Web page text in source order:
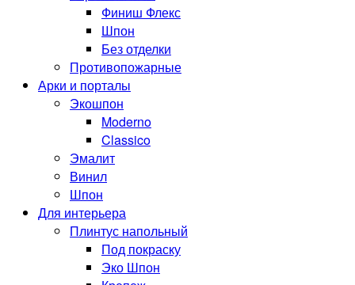
Финиш Флекс
Шпон
Без отделки
Противопожарные
Арки и порталы
Экошпон
Moderno
Classico
Эмалит
Винил
Шпон
Для интерьера
Плинтус напольный
Под покраску
Эко Шпон